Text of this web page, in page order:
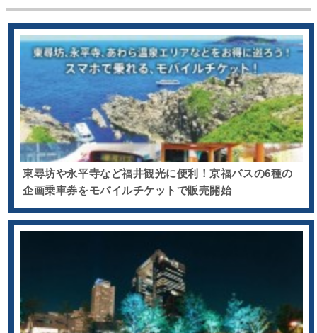
東尋坊や永平寺など福井観光に便利！京福バスの6種の
企画乗車券をモバイルチケットで販売開始